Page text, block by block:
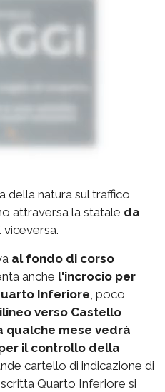
della natura sul traffico
attraversa la statale da
viceversa.
al fondo di corso
anche l'incrocio per
Inferiore , poco
verso Castello
qualche mese vedrà
il controllo della
cartello di indicazione di
Quarto Inferiore si